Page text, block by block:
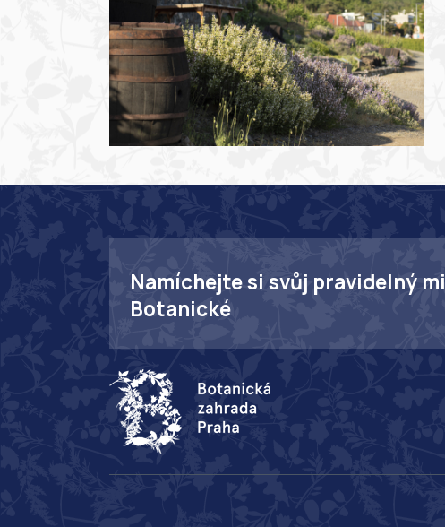
Namíchejte si svůj pravidelný
Botanické